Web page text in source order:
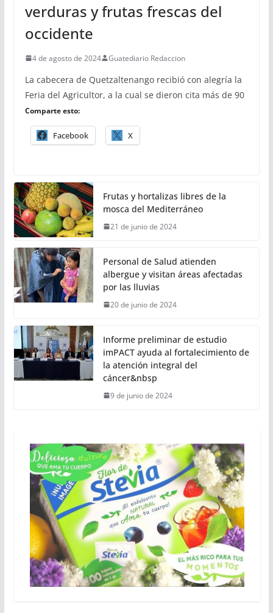
verduras y frutas frescas del
occidente
4 de agosto de 2024 Guatediario Redaccion
La cabecera de Quetzaltenango recibió con alegría la
Feria del Agricultor, a la cual se dieron cita más de 90
Comparte esto:
Facebook X
Frutas y hortalizas libres de la
mosca del Mediterráneo
21 de junio de 2024
Personal de Salud atienden
albergue y visitan áreas afectadas
por las lluvias
20 de junio de 2024
Informe preliminar de estudio
imPACT ayuda al fortalecimiento de
la atención integral del
cáncer&nbsp
9 de junio de 2024